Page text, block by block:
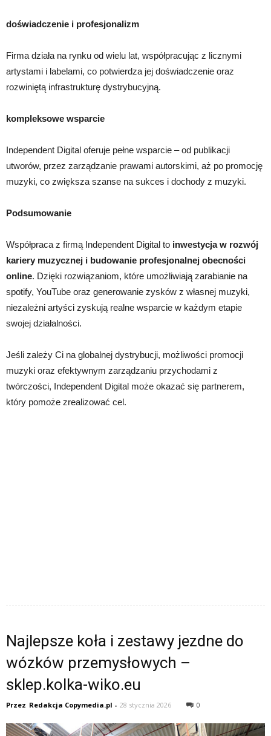
doświadczenie i profesjonalizm
Firma działa na rynku od wielu lat, współpracując z licznymi
artystami i labelami, co potwierdza jej doświadczenie oraz
rozwiniętą infrastrukturę dystrybucyjną.
kompleksowe wsparcie
Independent Digital oferuje pełne wsparcie – od publikacji
utworów, przez zarządzanie prawami autorskimi, aż po promocję
muzyki, co zwiększa szanse na sukces i dochody z muzyki.
Podsumowanie
Współpraca z firmą Independent Digital to inwestycja w rozwój
kariery muzycznej i budowanie profesjonalnej obecności
online. Dzięki rozwiązaniom, które umożliwiają zarabianie na
spotify, YouTube oraz generowanie zysków z własnej muzyki,
niezależni artyści zyskują realne wsparcie w każdym etapie
swojej działalności.
Jeśli zależy Ci na globalnej dystrybucji, możliwości promocji
muzyki oraz efektywnym zarządzaniu przychodami z
twórczości, Independent Digital może okazać się partnerem,
który pomoże zrealizować cel.
Najlepsze koła i zestawy jezdne do
wózków przemysłowych –
sklep.kolka-wiko.eu
Przez Redakcja Copymedia.pl - 28 stycznia 2026 0